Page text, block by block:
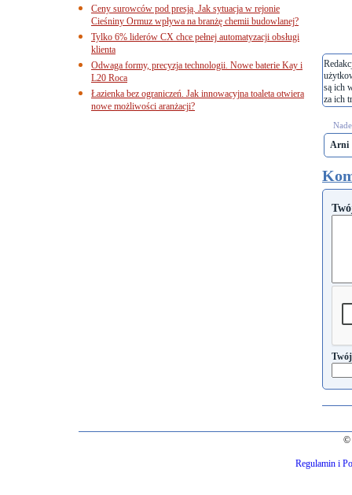
są ich
za ich
Arni
Ceny surowców pod presją. Jak sytuacja w rejonie
Cieśniny Ormuz wpływa na branżę chemii budowlanej?
Tylko 6% liderów CX chce pełnej automatyzacji obsługi
klienta
Odwaga formy, precyzja technologii. Nowe baterie Kay i
L20 Roca
Łazienka bez ograniczeń. Jak innowacyjna toaleta otwiera
nowe możliwości aranżacji?
©
Regulamin i